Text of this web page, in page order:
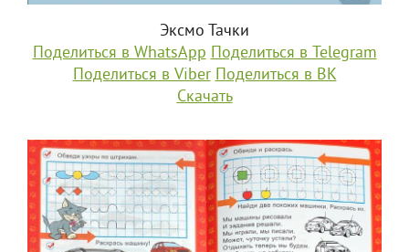
Эксмо Тачки
Поделиться в WhatsApp Поделиться в Telegram
Поделиться в Viber Поделиться в ВК
Скачать